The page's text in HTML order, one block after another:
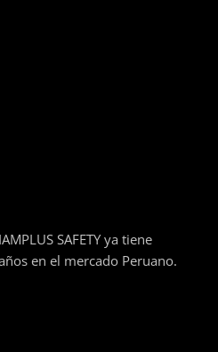
SAFETY ya tiene
en el mercado Peruano.